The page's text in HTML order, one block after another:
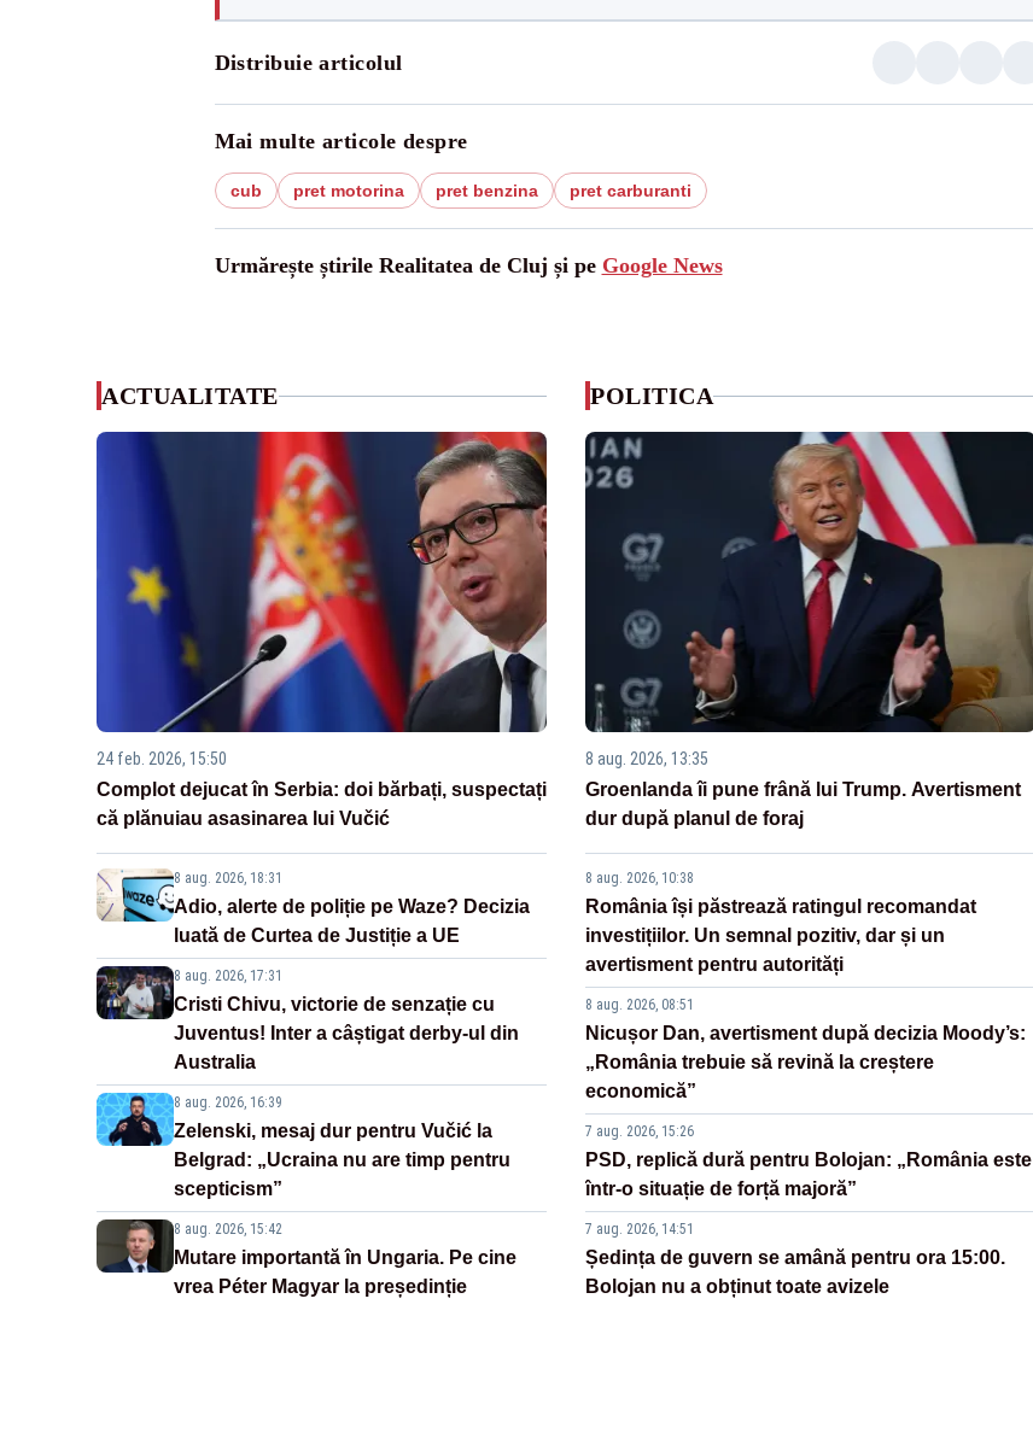
Distribuie articolul
Mai multe articole despre
cub pret motorina pret benzina pret carburanti
Urmărește știrile Realitatea de Cluj și pe Google News
ACTUALITATE
24 feb. 2026, 15:50
Complot dejucat în Serbia: doi bărbați, suspectați
că plănuiau asasinarea lui Vučić
8 aug. 2026, 18:31
Adio, alerte de poliție pe Waze? Decizia
luată de Curtea de Justiție a UE
8 aug. 2026, 17:31
Cristi Chivu, victorie de senzație cu
Juventus! Inter a câștigat derby-ul din
Australia
8 aug. 2026, 16:39
Zelenski, mesaj dur pentru Vučić la
Belgrad: „Ucraina nu are timp pentru
scepticism”
8 aug. 2026, 15:42
Mutare importantă în Ungaria. Pe cine
vrea Péter Magyar la președinție
POLITICA
8 aug. 2026, 13:35
Groenlanda îi pune frână lui Trump. Avertisment
dur după planul de foraj
8 aug. 2026, 10:38
România își păstrează ratingul recomandat
investițiilor. Un semnal pozitiv, dar și un
avertisment pentru autorități
8 aug. 2026, 08:51
Nicușor Dan, avertisment după decizia Moody’s:
„România trebuie să revină la creștere
economică”
7 aug. 2026, 15:26
PSD, replică dură pentru Bolojan: „România este
într-o situație de forță majoră”
7 aug. 2026, 14:51
Ședința de guvern se amână pentru ora 15:00.
Bolojan nu a obținut toate avizele